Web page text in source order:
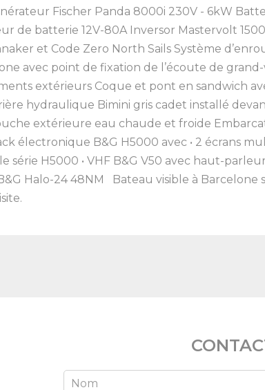
Fischer Panda 8000i 230V - 6kW
de batterie 12V-80A Inversor Mastervolt
et Code Zero North Sails Système
avec point de fixation de l’écoute de
extérieurs Coque et pont en sandwich
hydraulique Bimini gris cadet installé
extérieure eau chaude et froide
électronique B&G H5000 avec • 2 écrans
série H5000 • VHF B&G V50 avec haut-
Halo-24 48NM Bateau visible à